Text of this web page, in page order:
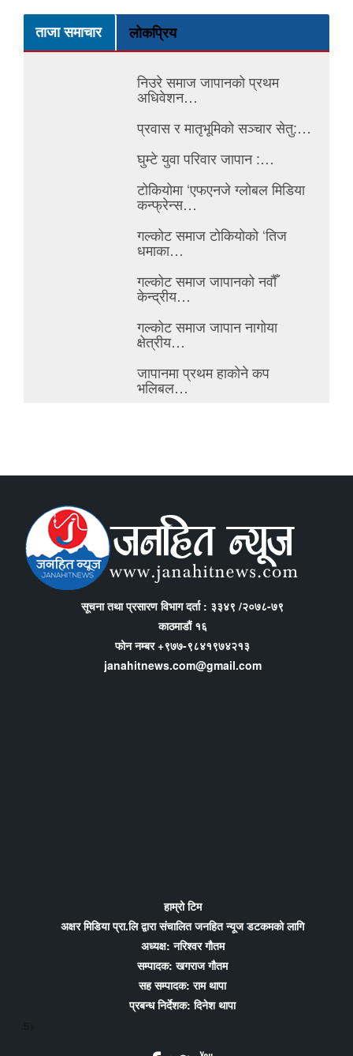
ताजा समाचार लोकप्रिय
निउरे समाज जापानको प्रथम
अधिवेशन…
प्रवास र मातृभूमिको सञ्चार सेतु:…
घुम्टे युवा परिवार जापान :…
टोकियोमा ‘एफएनजे ग्लोबल मिडिया
कन्फ्रेन्स…
गल्कोट समाज टोकियोको ‘तिज
धमाका…
गल्कोट समाज जापानको नवौँ
केन्द्रीय…
गल्कोट समाज जापान नागोया
क्षेत्रीय…
जापानमा प्रथम हाकोने कप
भलिबल…
सूचना तथा प्रसारण विभाग दर्ता : ३३४९ /२०७८-७९
काठमाडौं १६
फोन नम्बर +९७७-९८४१९७४२१३
janahitnews.com@gmail.com
हाम्रो टिम
अक्षर मिडिया प्रा.लि द्वारा संचालित जनहित न्यूज डटकमको लागि
अध्यक्ष: नरिश्वर गौतम
सम्पादक: खगराज गौतम
सह सम्पादक: राम थापा
प्रबन्ध निर्देशक: दिनेश थापा